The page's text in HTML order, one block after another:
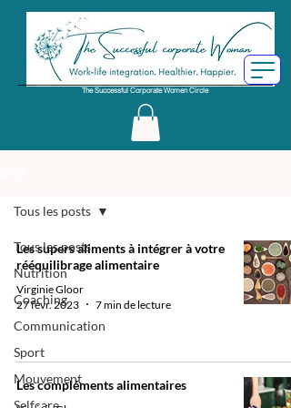
The Successful Corporate Women Circle
Tous les posts
Nutrition
Coaching
Communication
Sport
Mouvement
Selfcare
Tous les posts
Les supers aliments à intégrer à votre
rééquilibrage alimentaire
Virginie Gloor
27 févr. 2023
7 min de lecture
Les compléments alimentaires